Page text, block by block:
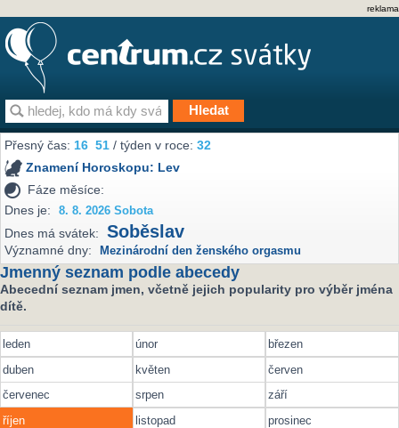
reklama
Přesný čas:16 51 / týden v roce:32
Znamení Horoskopu: Lev
Fáze měsíce:
Dnes je:
8. 8. 2026 Sobota
Dnes má svátek: Soběslav
Významné dny: Mezinárodní den ženského orgasmu
Jmenný seznam podle abecedy
Abecední seznam jmen, včetně jejich popularity pro výběr jména
dítě.
leden únor
březen
duben
květen
červen
červenec
srpen
září
říjen
listopad prosinec